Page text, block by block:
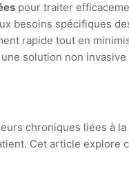
pour traiter
besoins spécifiques
rapide tout en
solution non
chroniques liées à
Cet article explore